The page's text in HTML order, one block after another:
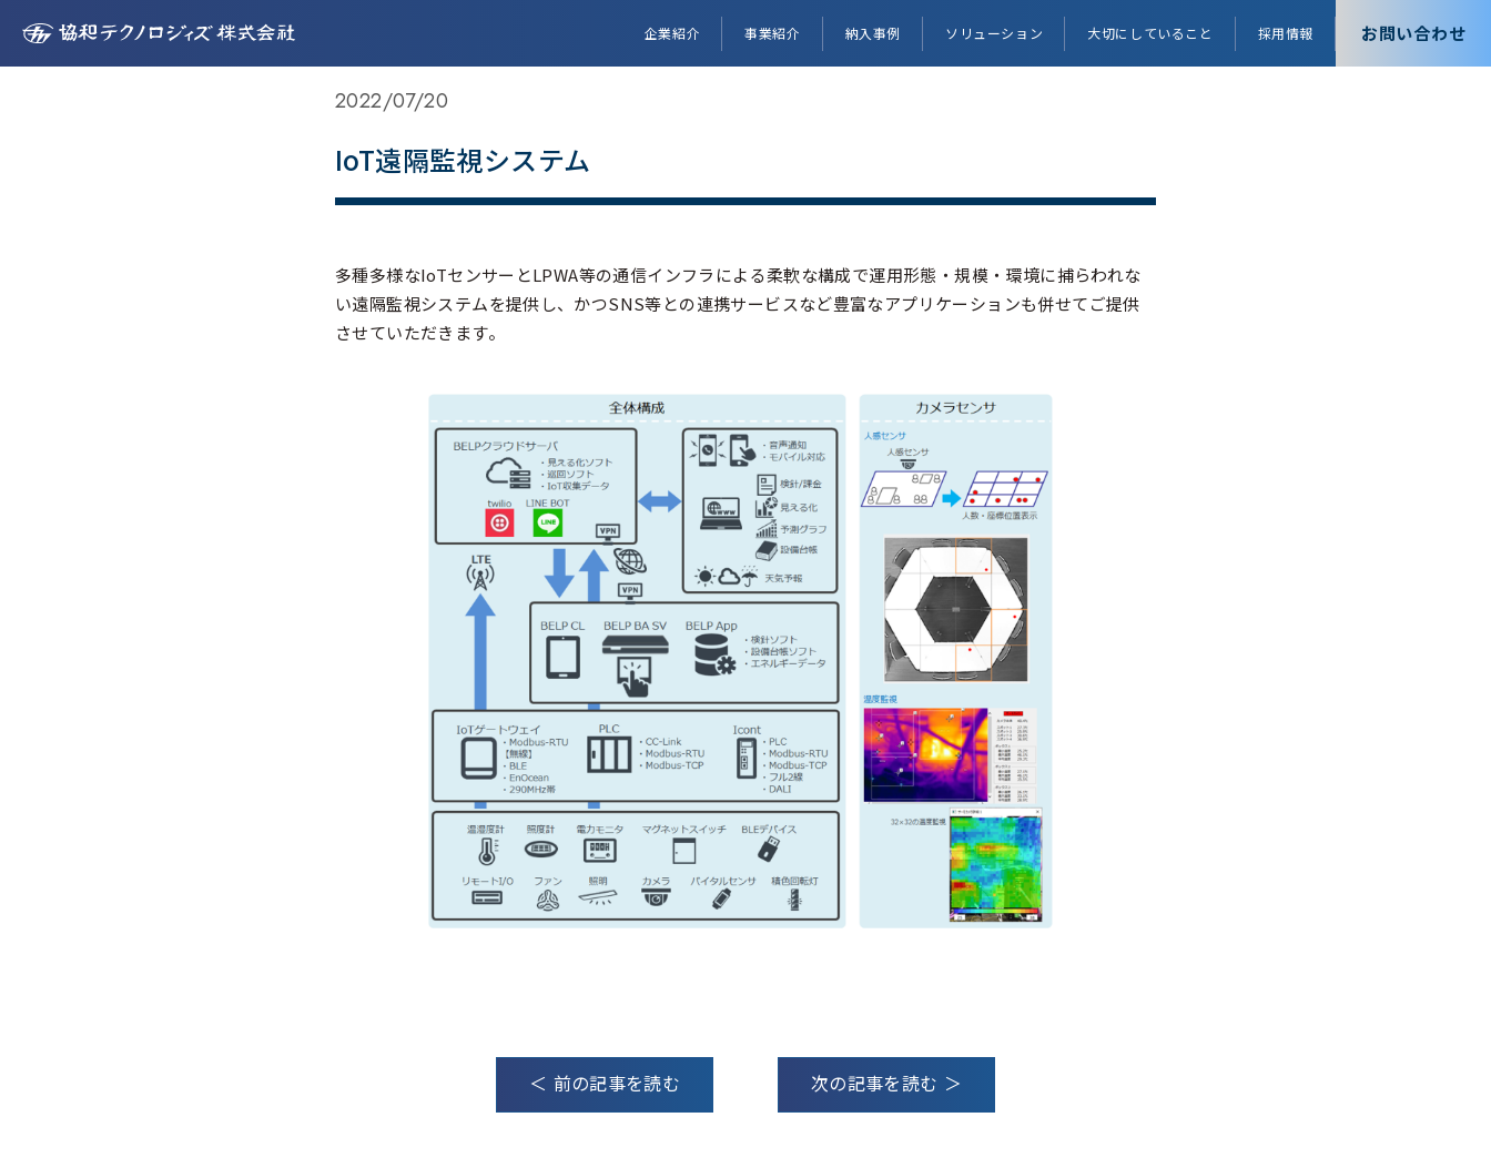
企業紹介 事業紹介 納入事例 ソリューション 大切にしていること 採用情報 お問い合わせ
TOP>事業紹介>監視制御SL構築>IoT遠隔監視システム
2022/07/20
IoT遠隔監視システム
多種多様なIoTセンサーとLPWA等の通信インフラによる柔軟な構成で運用形態・規模・環境に捕らわれな
い遠隔監視システムを提供し、かつSNS等との連携サービスなど豊富なアプリケーションも併せてご提供
させていただきます。
＜ 前の記事を読む 次の記事を読む ＞